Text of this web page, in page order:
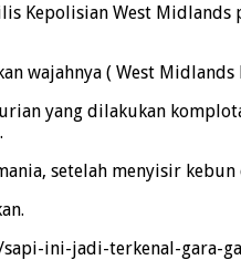
Kepolisian West Midlands
wajahnya ( West Midlands
yang dilakukan
setelah menyisir
ini-jadi-terkenal-gara-